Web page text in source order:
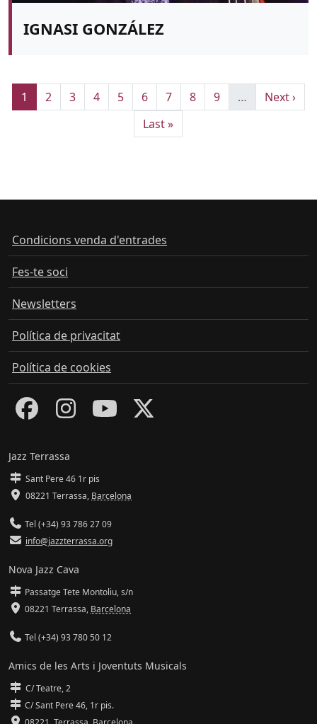
IGNASI GONZÁLEZ
Página actual
1 Página
2 Página
3 Página
4 Página
5 Página
6 Página
7 Página
8 Página
9 …
Next ›
Última página
Last »
Condicions venda d'entrades
Fes-te soci
Newsletters
Política de privacitat
Política de cookies
Jazz Terrassa
Sant Pere 46 1r pis
08221 Terrassa, Barcelona
Tel (+34) 93 786 27 09
info@jazzterrassa.org
Nova Jazz Cava
Passatge Tete Montoliu, s/n
08221 Terrassa, Barcelona
Tel (+34) 93 780 50 12
Amics de les Arts i Joventuts Musicals
C/ Teatre, 2
C/ Sant Pere 46, 1r pis.